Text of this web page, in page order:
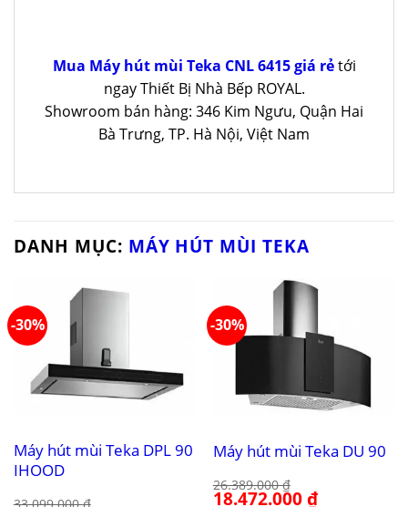
Mua Máy hút mùi Teka CNL 6415 giá rẻtới
ngay Thiết Bị Nhà Bếp ROYAL.
Showroom bán hàng: 346 Kim Ngưu, Quận Hai
Bà Trưng, TP. Hà Nội, Việt Nam
DANH MỤC: MÁY HÚT MÙI TEKA
-30%
Máy hút mùi Teka DPL 90
IHOOD
-30%
Máy hút mùi Teka DU 90
26.389.000₫
Giá
18.472.000₫Giá